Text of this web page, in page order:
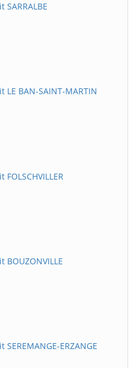
BAN-SAINT-MARTIN
ERZANGE